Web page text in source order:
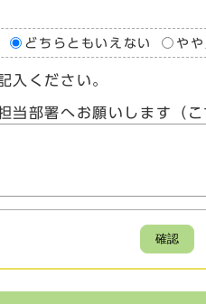
どちらともいえない や
入ください。
当部署へお願いします（
確認